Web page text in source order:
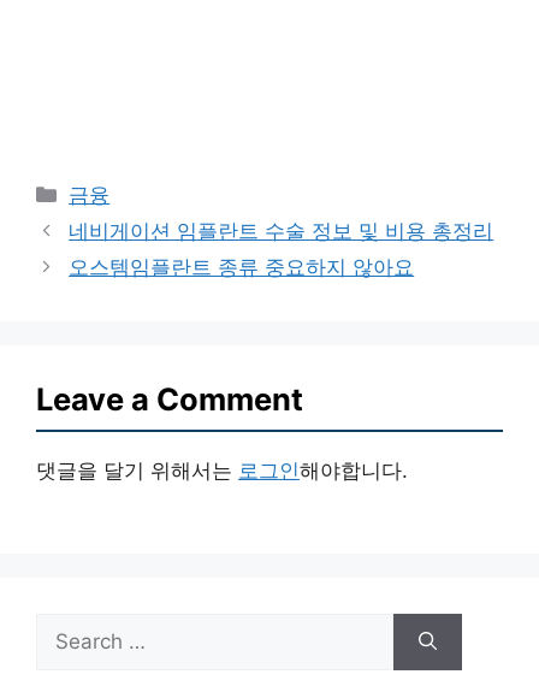
Categories
금융
네비게이션 임플란트 수술 정보 및 비용 총정리
오스템임플란트 종류 중요하지 않아요
Leave a Comment
댓글을 달기 위해서는 로그인해야합니다.
for: